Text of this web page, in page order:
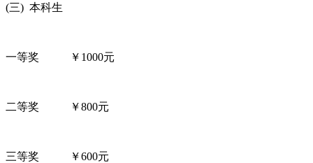
(三) 本科生
一等奖 ￥1000元
二等奖 ￥800元
三等奖 ￥600元